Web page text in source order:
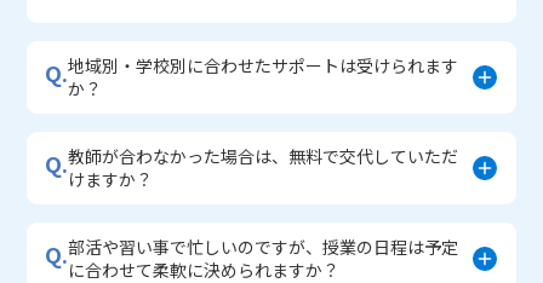
Q.地域別・学校別に合わせたサポートは受けられます
か？
Q.教師が合わなかった場合は、無料で交代していただ
けますか？
Q.部活や習い事で忙しいのですが、授業の日程は予定
に合わせて柔軟に決められますか？